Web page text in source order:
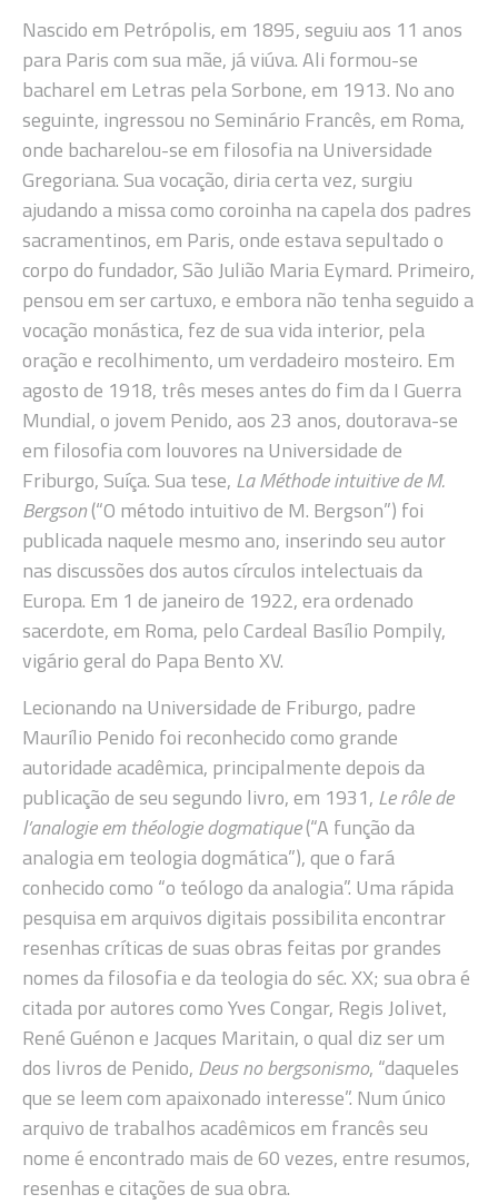
Nascido em Petrópolis, em 1895, seguiu aos 11 anos
para Paris com sua mãe, já viúva. Ali formou-se
bacharel em Letras pela Sorbone, em 1913. No ano
seguinte, ingressou no Seminário Francês, em Roma,
onde bacharelou-se em filosofia na Universidade
Gregoriana. Sua vocação, diria certa vez, surgiu
ajudando a missa como coroinha na capela dos padres
sacramentinos, em Paris, onde estava sepultado o
corpo do fundador, São Julião Maria Eymard. Primeiro,
pensou em ser cartuxo, e embora não tenha seguido a
vocação monástica, fez de sua vida interior, pela
oração e recolhimento, um verdadeiro mosteiro. Em
agosto de 1918, três meses antes do fim da I Guerra
Mundial, o jovem Penido, aos 23 anos, doutorava-se
em filosofia com louvores na Universidade de
Friburgo, Suíça. Sua tese, La Méthode intuitive de M.
Bergson(“O método intuitivo de M. Bergson”) foi
publicada naquele mesmo ano, inserindo seu autor
nas discussões dos autos círculos intelectuais da
Europa. Em 1 de janeiro de 1922, era ordenado
sacerdote, em Roma, pelo Cardeal Basílio Pompily,
vigário geral do Papa Bento XV.
Lecionando na Universidade de Friburgo, padre
Maurílio Penido foi reconhecido como grande
autoridade acadêmica, principalmente depois da
publicação de seu segundo livro, em 1931, Le rôle de
l’analogie em théologie dogmatique(“A função da
analogia em teologia dogmática”), que o fará
conhecido como “o teólogo da analogia”. Uma rápida
pesquisa em arquivos digitais possibilita encontrar
resenhas críticas de suas obras feitas por grandes
nomes da filosofia e da teologia do séc. XX; sua obra é
citada por autores como Yves Congar, Regis Jolivet,
René Guénon e Jacques Maritain, o qual diz ser um
dos livros de Penido, Deus no bergsonismo, “daqueles
que se leem com apaixonado interesse”. Num único
arquivo de trabalhos acadêmicos em francês seu
nome é encontrado mais de 60 vezes, entre resumos,
resenhas e citações de sua obra.